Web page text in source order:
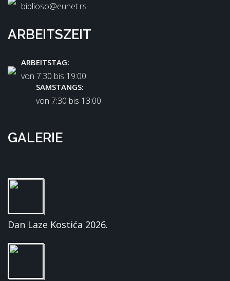
biblioso@eunet.rs
ARBEITSZEIT
ARBEITSTAG:
von 7:30 bis 19:00
SAMSTANGS:
von 7:30 bis 13:00
GALERIE
Dan Laze Kostića 2026.